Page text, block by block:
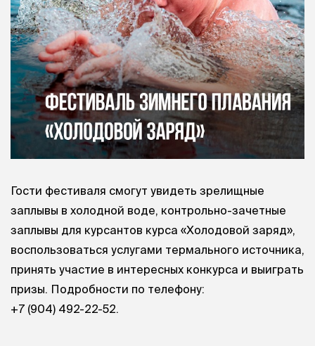
Гости фестиваля смогут увидеть зрелищные
заплывы в холодной воде, контрольно-зачетные
заплывы для курсантов курса «Холодовой заряд»,
воспользоваться услугами термального источника,
принять участие в интересных конкурса и выиграть
призы. Подробности по телефону:
+7 (904) 492-22-52.